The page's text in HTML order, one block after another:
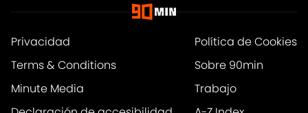
Privacidad
Política de Cookies
Terms & Conditions
Sobre 90min
Minute Media
Trabajo